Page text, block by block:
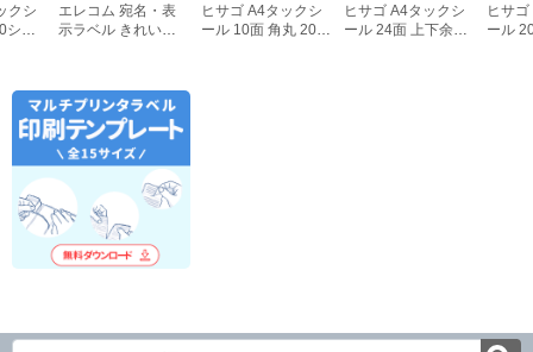
エレコム 宛名・表
示ラベル きれい貼
ヒサゴ A4タックシ
ール 10面 角丸 20シ
ヒサゴ A4タックシ
ール 24面 上下余白
ヒサ
ール
クシ
シー